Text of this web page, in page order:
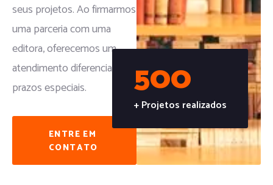
seus projetos. Ao firmarmos
uma parceria com uma
editora, oferecemos um
atendimento diferenciado e
prazos especiais.
ENTRE EM
CONTATO
500
+ Projetos realizados